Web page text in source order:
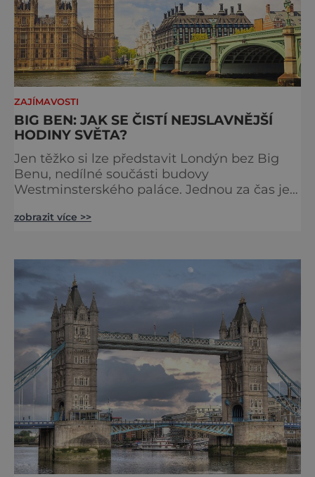
ZAJÍMAVOSTI
BIG BEN: JAK SE ČISTÍ NEJSLAVNĚJŠÍ
HODINY SVĚTA?
Jen těžko si lze představit Londýn bez Big
Benu, nedílné součásti budovy
Westminsterského paláce. Jednou za čas je
opucovat zašedlý kabát. Na konci srpna roku
čtyřčlenná údržbářská četa, vyzbrojena
hadry a kbelíky s mýdlovou vodou, po
několik dní navracela zašlý lesk. [caption
zobrazit více >>